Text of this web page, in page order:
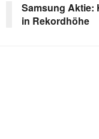
Samsung Aktie:
in Rekordhöhe